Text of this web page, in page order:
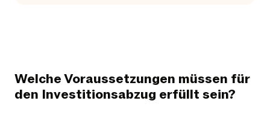
Welche Voraussetzungen müssen für
den Investitionsabzug erfüllt sein?